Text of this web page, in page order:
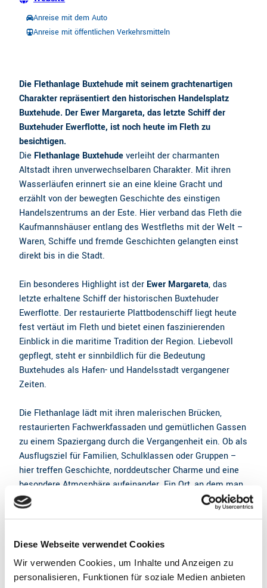
Diese Webseite verwendet Cookies
Wir verwenden Cookies, um Inhalte und Anzeigen zu
personalisieren, Funktionen für soziale Medien anbieten
Die Flethanlage Buxtehudemit seinem grachtenartigen
Charakter repräsentiert den historischen Handelsplatz
Buxtehude. Der Ewer Margareta, das letzte Schiff der
Buxtehuder Ewerflotte, ist noch heute im Fleth zu
besichtigen.
Die Flethanlage Buxtehudeverleiht der charmanten
Altstadt ihren unverwechselbaren Charakter. Mit ihren
Wasserläufen erinnert sie an eine kleine Gracht und
erzählt von der bewegten Geschichte des einstigen
Handelszentrums an der Este. Hier verband das Fleth die
Kaufmannshäuser entlang des Westfleths mit der Welt –
Waren, Schiffe und fremde Geschichten gelangten einst
direkt bis in die Stadt.
Ein besonderes Highlight ist der Ewer Margareta, das
letzte erhaltene Schiff der historischen Buxtehuder
Ewerflotte. Der restaurierte Plattbodenschiff liegt heute
fest vertäut im Fleth und bietet einen faszinierenden
Einblick in die maritime Tradition der Region. Liebevoll
gepflegt, steht er sinnbildlich für die Bedeutung
Buxtehudes als Hafen- und Handelsstadt vergangener
Zeiten.
Die Flethanlage lädt mit ihren malerischen Brücken,
restaurierten Fachwerkfassaden und gemütlichen Gassen
zu einem Spaziergang durch die Vergangenheit ein. Ob als
Ausflugsziel für Familien, Schulklassen oder Gruppen –
hier treffen Geschichte, norddeutscher Charme und eine
besondere Atmosphäre aufeinander. Ein Ort, an dem man
verweilen und die Seele des alten Buxtehude spüren kann.
Gut zu wissen
Öffnungszeiten
Anreise mit dem Auto
Anreise mit öffentlichen Verkehrsmitteln